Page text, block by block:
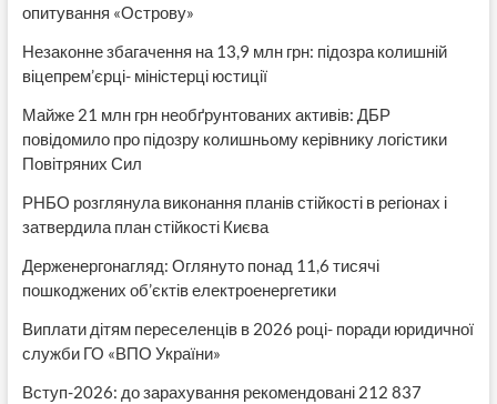
опитування «Острову»
Незаконне збагачення на 13,9 млн грн: підозра колишній
віцепрем’єрці- міністерці юстиції
Майже 21 млн грн необґрунтованих активів: ДБР
повідомило про підозру колишньому керівнику логістики
Повітряних Сил
РНБО розглянула виконання планів стійкості в регіонах і
затвердила план стійкості Києва
Держенергонагляд: Оглянуто понад 11,6 тисячі
пошкоджених об’єктів електроенергетики
Виплати дітям переселенців в 2026 році- поради юридичної
служби ГО «ВПО України»
Вступ-2026: до зарахування рекомендовані 212 837